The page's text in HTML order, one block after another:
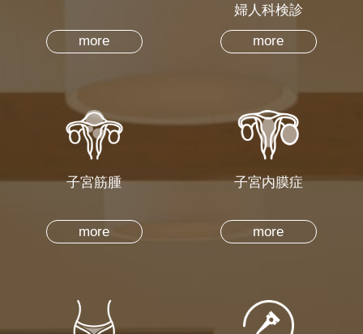
more
婦人科検診
more
子宮筋腫
more
子宮内膜症
more